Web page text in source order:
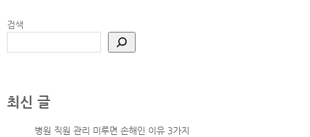
검색
최신 글
병원 직원 관리 미루면 손해인 이유 3가지